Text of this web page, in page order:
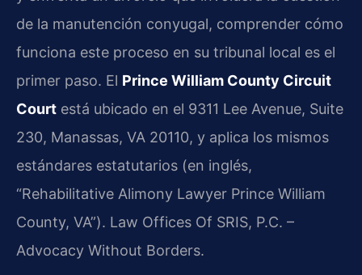
de la manutención conyugal, comprender cómo
funciona este proceso en su tribunal local es el
primer paso. El Prince William County Circuit
Court está ubicado en el 9311 Lee Avenue, Suite
230, Manassas, VA 20110, y aplica los mismos
estándares estatutarios (en inglés,
“Rehabilitative Alimony Lawyer Prince William
County, VA”). Law Offices Of SRIS, P.C. –
Advocacy Without Borders.